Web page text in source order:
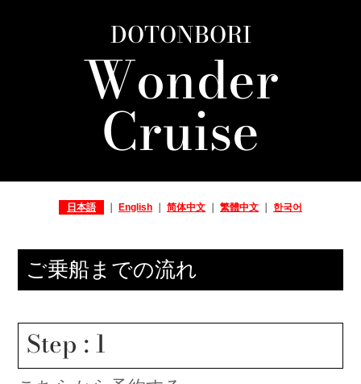
DOTONBORI
Wonder
Cruise
日本語 English 简体中文 繁體中文 한국어
ご乗船までの流れ
Step : 1